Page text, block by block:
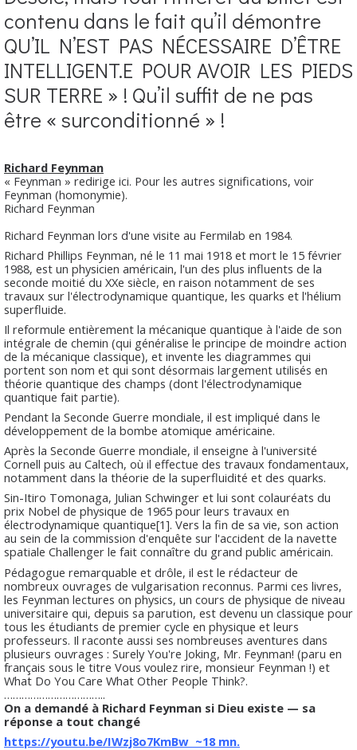
contenu dans le fait qu’il démontre
QU’IL N’EST PAS NÉCESSAIRE D’ÊTRE
INTELLIGENT.E POUR AVOIR LES PIEDS
SUR TERRE » ! Qu’il suffit de ne pas
être « surconditionné » !
Richard Feynman
« Feynman » redirige ici. Pour les autres significations, voir
Feynman (homonymie).
Richard Feynman
Richard Feynman lors d'une visite au Fermilab en 1984.
Richard Phillips Feynman, né le 11 mai 1918 et mort le 15 février
1988, est un physicien américain, l'un des plus influents de la
seconde moitié du XXe siècle, en raison notamment de ses
travaux sur l'électrodynamique quantique, les quarks et l'hélium
superfluide.
Il reformule entièrement la mécanique quantique à l'aide de son
intégrale de chemin (qui généralise le principe de moindre action
de la mécanique classique), et invente les diagrammes qui
portent son nom et qui sont désormais largement utilisés en
théorie quantique des champs (dont l'électrodynamique
quantique fait partie).
Pendant la Seconde Guerre mondiale, il est impliqué dans le
développement de la bombe atomique américaine.
Après la Seconde Guerre mondiale, il enseigne à l'université
Cornell puis au Caltech, où il effectue des travaux fondamentaux,
notamment dans la théorie de la superfluidité et des quarks.
Sin-Itiro Tomonaga, Julian Schwinger et lui sont colauréats du
prix Nobel de physique de 1965 pour leurs travaux en
électrodynamique quantique[1]. Vers la fin de sa vie, son action
au sein de la commission d'enquête sur l'accident de la navette
spatiale Challenger le fait connaître du grand public américain.
Pédagogue remarquable et drôle, il est le rédacteur de
nombreux ouvrages de vulgarisation reconnus. Parmi ces livres,
les Feynman lectures on physics, un cours de physique de niveau
universitaire qui, depuis sa parution, est devenu un classique pour
tous les étudiants de premier cycle en physique et leurs
professeurs. Il raconte aussi ses nombreuses aventures dans
plusieurs ouvrages : Surely You're Joking, Mr. Feynman! (paru en
français sous le titre Vous voulez rire, monsieur Feynman !) et
What Do You Care What Other People Think?.
……………………………..
On a demandé à Richard Feynman si Dieu existe — sa
réponse a tout changé
https://youtu.be/IWzj8o7KmBw ~18 mn.